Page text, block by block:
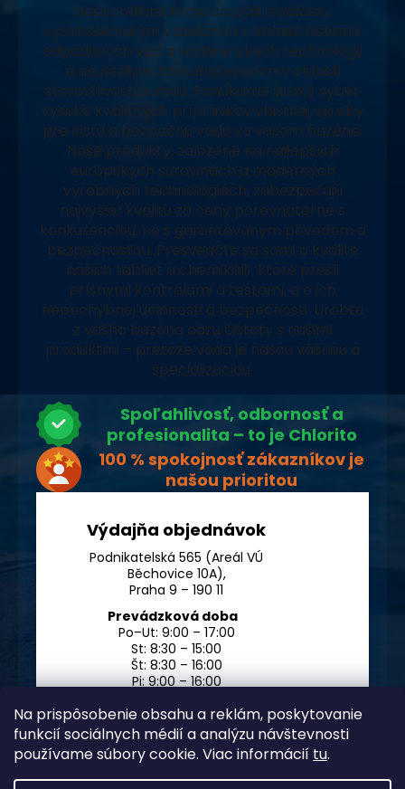
Na prispôsobenie obsahu a reklám, poskytovanie
funkcií sociálnych médií a analýzu návštevnosti
používame súbory cookie. Viac informácií tu.
Naša rodinná firma sa pýši tradíciou,
vysokoškolským vzdelaním v oblasti čistiarní
odpadových vôd a vodárenských technológií
a neustálym zdokonaľovaním v oblasti
starostlivosti o vodu. Ponúkame široký výber
vysoko kvalitných prípravkov vlastnej výroby
pre čistú a bezpečnú vodu vo vašom bazéne.
Naše produkty, založené na najlepších
európskych surovinách a moderných
výrobných technológiách, zabezpečujú
najvyššiu kvalitu za ceny porovnateľné s
konkurenciou, no s garantovaným pôvodom a
bezpečnosťou. Presvedčte sa sami o kvalite
našich tabliet a chemikálií, ktoré prešli
prísnymi kontrolami a testami, a o ich
nepochybnej účinnosti a bezpečnosti. Urobte
z vášho bazéna oázu čistoty s našimi
produktmi – pretože voda je našou vášňou a
špecializáciou.
Spoľahlivosť, odbornosť a
profesionalita – to je Chlorito
100 % spokojnosť zákazníkov je
našou prioritou
Výdajňa objednávok
Podnikatelská 565 (Areál VÚ
Běchovice 10A),
Praha 9 – 190 11
Prevádzková doba
Po–Ut: 9:00 – 17:00
St: 8:30 – 15:00
Št: 8:30 – 16:00
Pi: 9:00 – 16:00